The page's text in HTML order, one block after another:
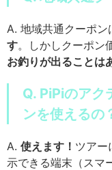
A. 地域共通クーポン
す。しかしクーポン
お釣りが出ることは
Q. PiPiのアク
ンを使えるの
A. 使えます！ ツアー
示できる端末（スマ